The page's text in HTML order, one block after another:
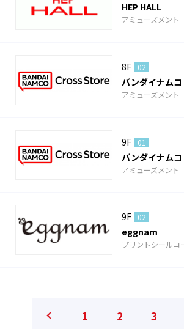
HEP HALL
アミューズメント
8F 02
バンダイナム
アミューズメント
9F 01
バンダイナム
アミューズメント
9F 02
eggnam
プリントシールコ
1 2 3